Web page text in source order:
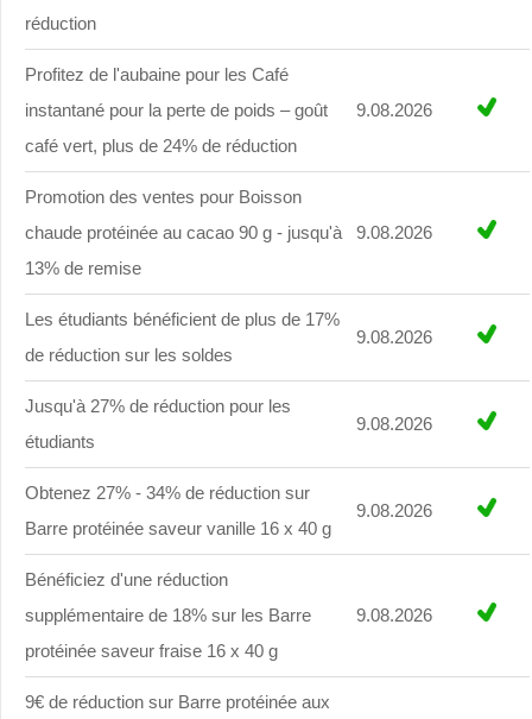
réduction
Profitez de l'aubaine pour les Café
instantané pour la perte de poids – goût
café vert, plus de 24% de réduction
9.08.2026
Promotion des ventes pour Boisson
chaude protéinée au cacao 90 g - jusqu'à
13% de remise
9.08.2026
Les étudiants bénéficient de plus de 17%
de réduction sur les soldes
9.08.2026
Jusqu'à 27% de réduction pour les
étudiants
9.08.2026
Obtenez 27% - 34% de réduction sur
Barre protéinée saveur vanille 16 x 40 g
9.08.2026
Bénéficiez d'une réduction
supplémentaire de 18% sur les Barre
protéinée saveur fraise 16 x 40 g
9.08.2026
9€ de réduction sur Barre protéinée aux